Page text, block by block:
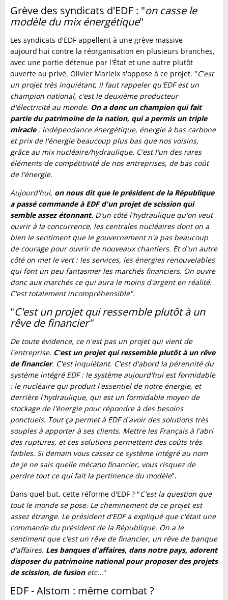
Grève des syndicats d'EDF : "on casse le
modèle du mix énergétique"
Les syndicats d'EDF appellent à une grève massive
aujourd'hui contre la réorganisation en plusieurs branches,
avec une partie détenue par l'État et une autre plutôt
ouverte au privé. Olivier Marleix s'oppose à ce projet. "C'est
un projet très inquiétant, il faut rappeler qu'EDF est un
champion national, c'est le deuxième producteur
d'électricité au monde. On a donc un champion qui fait
partie du patrimoine de la nation, qui a permis un triple
miracle: indépendance énergétique, énergie à bas carbone
et prix de l'énergie beaucoup plus bas que nos voisins,
grâce au mix nucléaire/hydraulique. C'est l'un des rares
éléments de compétitivité de nos entreprises, de bas coût
de l'énergie.
Aujourd'hui, on nous dit que le président de la République
a passé commande à EDF d'un projet de scission qui
semble assez étonnant. D'un côté l'hydraulique qu'on veut
ouvrir à la concurrence, les centrales nucléaires dont on a
bien le sentiment que le gouvernement n'a pas beaucoup
de courage pour ouvrir de nouveaux chantiers. Et d'un autre
côté on met le vert : les services, les énergies renouvelables
qui font un peu fantasmer les marchés financiers. On ouvre
donc aux marchés ce qui aura le moins d'argent en réalité.
C'est totalement incompréhensible".
"C'est un projet qui ressemble plutôt à un
rêve de financier"
De toute évidence, ce n'est pas un projet qui vient de
l'entreprise. C'est un projet qui ressemble plutôt à un rêve
de financier. C'est inquiétant. C'est d'abord la pérennité du
système intégré EDF : le système aujourd'hui est formidable
: le nucléaire qui produit l'essentiel de notre énergie, et
derrière l'hydraulique, qui est un formidable moyen de
stockage de l'énergie pour répondre à des besoins
ponctuels. Tout ça permet à EDF d'avoir des solutions très
souples à apporter à ses clients. Mettre les Français à l'abri
des ruptures, et ces solutions permettent des coûts très
faibles. Si demain vous cassez ce système intégré au nom
de je ne sais quelle mécano financier, vous risquez de
perdre tout ce qui fait la pertinence du modèle".
Dans quel but, cette réforme d'EDF ? "C'est la question que
tout le monde se pose. Le cheminement de ce projet est
assez étrange. Le président d'EDF a expliqué que c'était une
commande du président de la République. On a le
sentiment que c'est un rêve de financier, un rêve de banque
d'affaires. Les banques d'affaires, dans notre pays, adorent
disposer du patrimoine national pour proposer des projets
de scission, de fusionetc..."
EDF - Alstom : même combat ?